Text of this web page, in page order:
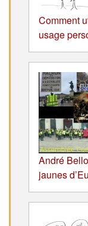
Comment
usage
André
jaunes